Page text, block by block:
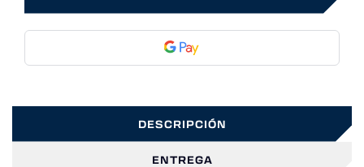
DESCRIPCIÓN
ENTREGA